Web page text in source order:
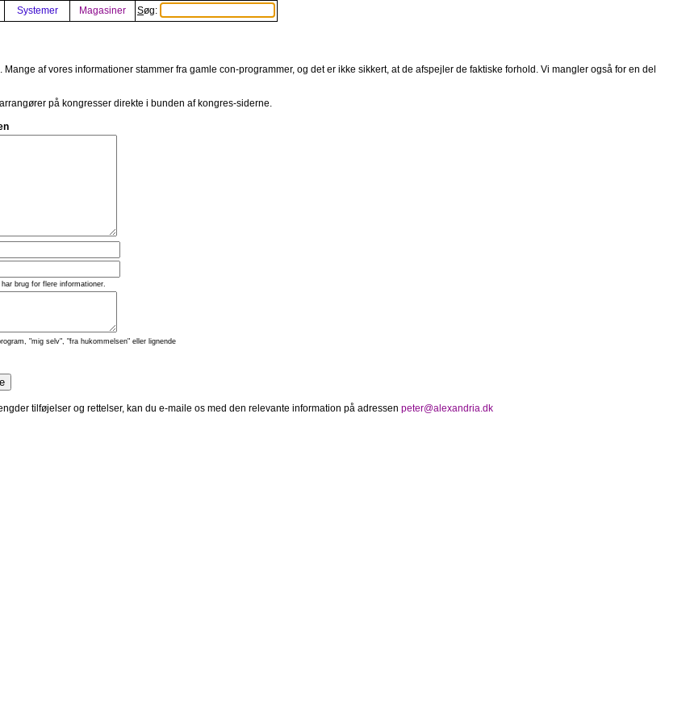
Systemer Magasiner Søg:
af vores informationer stammer fra gamle con-programmer, og det er ikke sikkert, at de afspejler de faktiske forhold. Vi mangler også for en del
på kongresser direkte i bunden af kongres-siderne.
brug for flere informationer.
"mig selv", "fra hukommelsen" eller lignende
tilføjelser og rettelser, kan du e-maile os med den relevante information på adressen peter@alexandria.dk